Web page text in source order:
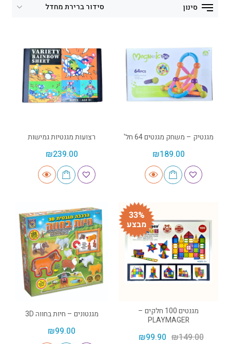
סינון
מגנטיק – משחק מגנטים 64 חל'
₪189.00
רצועות מגנטיות גמישות
₪239.00
33%
מבצע
מגנטים 100 חלקים –
PLAYMAGER
₪149.00
₪99.90
מגנטונים – חיות בחווה 3D
₪99.00